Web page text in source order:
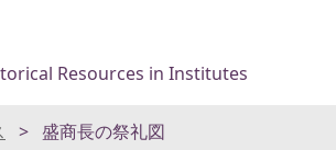
Resources in Institutes
盛商長の祭礼図